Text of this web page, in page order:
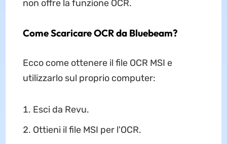
non offre la funzione OCR.
Come Scaricare OCR da Bluebeam?
Ecco come ottenere il file OCR MSI e
utilizzarlo sul proprio computer:
Esci da Revu.
Ottieni il file MSI per l'OCR.